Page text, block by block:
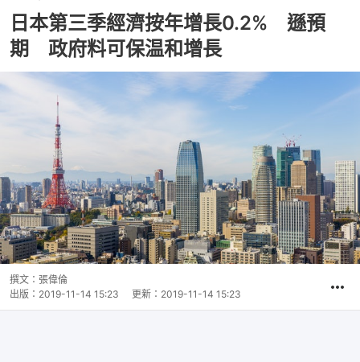
日本第三季經濟按年增長0.2% 遜預
期 政府料可保温和增長
撰文： 張偉倫
出版： 2019-11-14 15:23 更新： 2019-11-14 15:23